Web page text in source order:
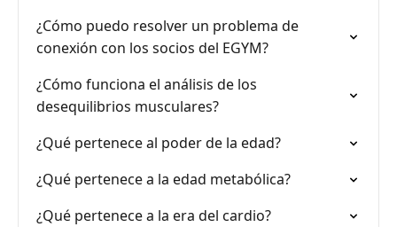
¿Cómo puedo resolver un problema de
conexión con los socios del EGYM?
¿Cómo funciona el análisis de los
desequilibrios musculares?
¿Qué pertenece al poder de la edad?
¿Qué pertenece a la edad metabólica?
¿Qué pertenece a la era del cardio?